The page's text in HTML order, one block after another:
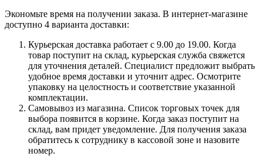
Экономьте время на получении заказа. В интернет-магазине
доступно 4 варианта доставки:
Курьерская доставка работает с 9.00 до 19.00. Когда
товар поступит на склад, курьерская служба свяжется
для уточнения деталей. Специалист предложит выбрать
удобное время доставки и уточнит адрес. Осмотрите
упаковку на целостность и соответствие указанной
комплектации.
Самовывоз из магазина. Список торговых точек для
выбора появится в корзине. Когда заказ поступит на
склад, вам придет уведомление. Для получения заказа
обратитесь к сотруднику в кассовой зоне и назовите
номер.